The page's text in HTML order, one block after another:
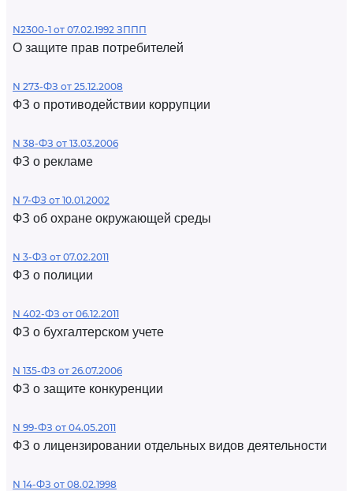
N2300-1 от 07.02.1992 ЗППП
О защите прав потребителей
N 273-ФЗ от 25.12.2008
ФЗ о противодействии коррупции
N 38-ФЗ от 13.03.2006
ФЗ о рекламе
N 7-ФЗ от 10.01.2002
ФЗ об охране окружающей среды
N 3-ФЗ от 07.02.2011
ФЗ о полиции
N 402-ФЗ от 06.12.2011
ФЗ о бухгалтерском учете
N 135-ФЗ от 26.07.2006
ФЗ о защите конкуренции
N 99-ФЗ от 04.05.2011
ФЗ о лицензировании отдельных видов деятельности
N 14-ФЗ от 08.02.1998